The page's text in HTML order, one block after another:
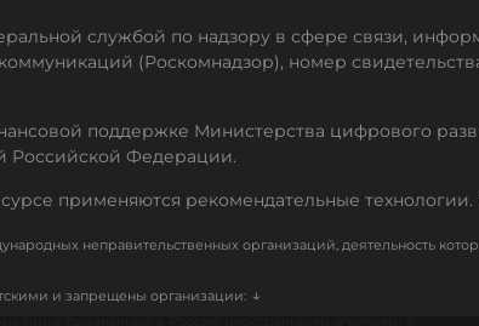
службой по надзору в сфере связи,
(Роскомнадзор), номер
поддержке Министерства цифрового
Российской Федерации.
применяются рекомендательные
неправительственных организаций, деятельность
и запрещены организации: ↓